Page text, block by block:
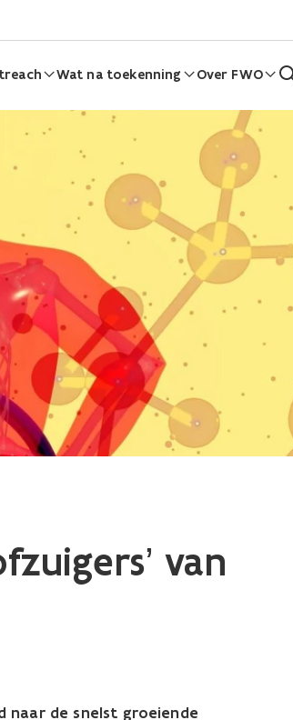
Wat na toekenning Over FWO
van
naar de snelst groeiende